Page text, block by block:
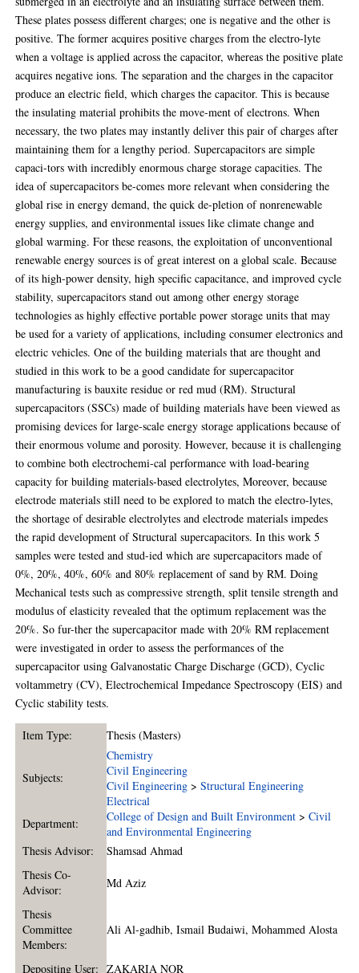
These plates possess different charges; one is negative and the other is
positive. The former acquires positive charges from the electro-lyte
when a voltage is applied across the capacitor, whereas the positive plate
acquires negative ions. The separation and the charges in the capacitor
produce an electric field, which charges the capacitor. This is because
the insulating material prohibits the move-ment of electrons. When
necessary, the two plates may instantly deliver this pair of charges after
maintaining them for a lengthy period. Supercapacitors are simple
capaci-tors with incredibly enormous charge storage capacities. The
idea of supercapacitors be-comes more relevant when considering the
global rise in energy demand, the quick de-pletion of nonrenewable
energy supplies, and environmental issues like climate change and
global warming. For these reasons, the exploitation of unconventional
renewable energy sources is of great interest on a global scale. Because
of its high-power density, high specific capacitance, and improved cycle
stability, supercapacitors stand out among other energy storage
technologies as highly effective portable power storage units that may
be used for a variety of applications, including consumer electronics and
electric vehicles. One of the building materials that are thought and
studied in this work to be a good candidate for supercapacitor
manufacturing is bauxite residue or red mud (RM). Structural
supercapacitors (SSCs) made of building materials have been viewed as
promising devices for large-scale energy storage applications because of
their enormous volume and porosity. However, because it is challenging
to combine both electrochemi-cal performance with load-bearing
capacity for building materials-based electrolytes, Moreover, because
electrode materials still need to be explored to match the electro-lytes,
the shortage of desirable electrolytes and electrode materials impedes
the rapid development of Structural supercapacitors. In this work 5
samples were tested and stud-ied which are supercapacitors made of
0%, 20%, 40%, 60% and 80% replacement of sand by RM. Doing
Mechanical tests such as compressive strength, split tensile strength and
modulus of elasticity revealed that the optimum replacement was the
20%. So fur-ther the supercapacitor made with 20% RM replacement
were investigated in order to assess the performances of the
supercapacitor using Galvanostatic Charge Discharge (GCD), Cyclic
voltammetry (CV), Electrochemical Impedance Spectroscopy (EIS) and
Cyclic stability tests.
Item Type: Thesis (Masters)
Subjects:
Chemistry
Civil Engineering
Civil Engineering >Structural Engineering
Electrical
Department:
College of Design and Built Environment >Civil
and Environmental Engineering
Thesis Advisor:
Shamsad Ahmad
Thesis Co-
Advisor:
Md Aziz
Thesis
Committee
Members:
Ali Al-gadhib,Ismail Budaiwi,Mohammed Alosta
Depositing User: ZAKARIA NOR